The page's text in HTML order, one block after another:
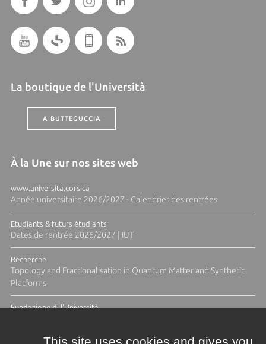
La boutique de l'Università
A BUTTEGUCCIA
À la Une sur nos sites web
www.universita.corsica
Année universitaire 2026/2027 - Calendrier des rentrées
Etudiants & futurs étudiants
Dates de rentrée 2026/2027 | IUT
Recherche
Topology and Fractionalisation in Quantum Matter and Synthetic
Platforms
Fundazione di l'Università